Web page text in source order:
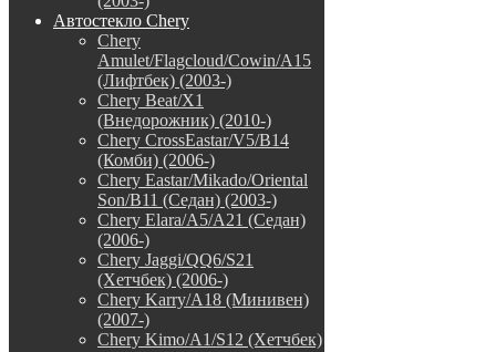
Автостекло Chery
Chery
Amulet/Flagcloud/Cowin/A15
(Лифтбек) (2003-)
Chery Beat/X1
(Внедорожник) (2010-)
Chery CrossEastar/V5/B14
(Комби) (2006-)
Chery Eastar/Mikado/Oriental
Son/B11 (Седан) (2003-)
Chery Elara/A5/A21 (Седан)
(2006-)
Chery Jaggi/QQ6/S21
(Хетчбек) (2006-)
Chery Karry/A18 (Минивен)
(2007-)
Chery Kimo/A1/S12 (Хетчбек)